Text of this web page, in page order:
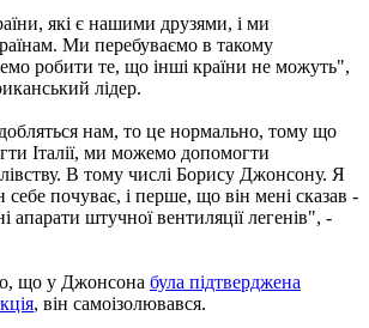
які є нашими друзями, і ми
Ми перебуваємо в такому
робити те, що інші країни не можуть",
лідер.
нам, то це нормально, тому що
Італії, ми можемо допомогти
В тому числі Борису Джонсону. Я
себе почуває, і перше, що він мені сказав -
апарати штучної вентиляції легенів", -
що у Джонсона була підтверджена
, він самоізолювався.